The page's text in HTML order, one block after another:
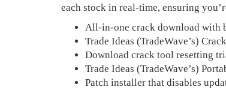
each stock in real-time, ensuring
All-in-one crack download with
Trade Ideas (TradeWave’s)
Download crack tool resetting
Trade Ideas (TradeWave’s)
Patch installer that disables